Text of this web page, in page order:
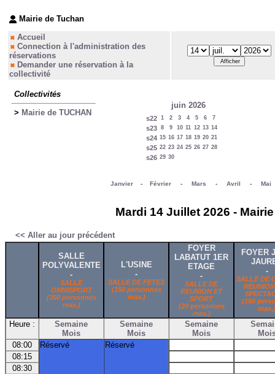
Mairie de Tuchan
Accueil
Connection à l'administration des
réservations
Demander une réservation à la
collectivité
Collectivités
> Mairie de TUCHAN
juin 2026
s22 1 2 3 4 5 6 7
s23 8 9 10 11 12 13 14
s24 15 16 17 18 19 20 21
s25 22 23 24 25 26 27 28
s26 29 30
Janvier- Février- Mars - Avril - Mai
Mardi 14 Juillet 2026 -
<< Aller au jour précédent
SALLE
POLYVALENTE
-
SALLE
OMNISPORT
(350 personnes
max.)
L'USINE
-
SALLE DE FETES
(150 personnes
max.)
FOYER
LABATUT 1ER
ETAGE
-
SALLE DE
REUNION ET
SPORT
(20 personnes
max.)
FOYER
-
SALLE DE
(150
max.)
Heure :
Semaine
Mois
Semaine
Mois
Semaine
Mois
08:00
Réservé
Réservé
08:15
08:30